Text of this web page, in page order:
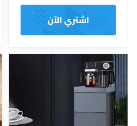
اشتري الآن